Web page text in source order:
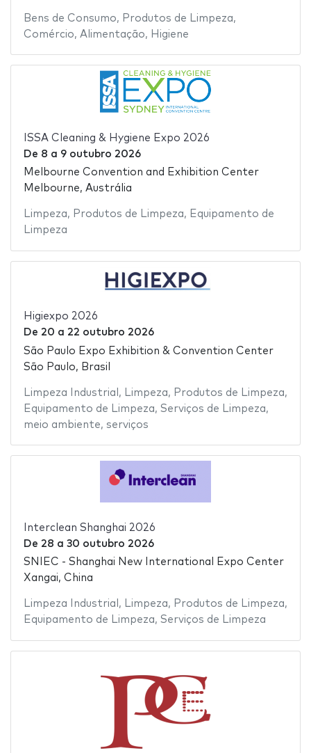
Bens de Consumo, Produtos de Limpeza,
Comércio, Alimentação, Higiene
ISSA Cleaning & Hygiene Expo 2026
De 8 a 9 outubro 2026
Melbourne Convention and Exhibition Center
Melbourne, Austrália
Limpeza, Produtos de Limpeza, Equipamento de
Limpeza
Higiexpo 2026
De 20 a 22 outubro 2026
São Paulo Expo Exhibition & Convention Center
São Paulo, Brasil
Limpeza Industrial , Limpeza, Produtos de Limpeza,
Equipamento de Limpeza, Serviços de Limpeza,
meio ambiente, serviços
Interclean Shanghai 2026
De 28 a 30 outubro 2026
SNIEC - Shanghai New International Expo Center
Xangai, China
Limpeza Industrial , Limpeza, Produtos de Limpeza,
Equipamento de Limpeza, Serviços de Limpeza